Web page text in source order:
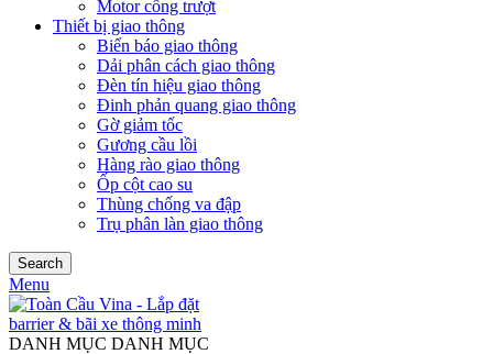
Motor cổng trượt
Thiết bị giao thông
Biển báo giao thông
Dải phân cách giao thông
Đèn tín hiệu giao thông
Đinh phản quang giao thông
Gờ giảm tốc
Gương cầu lồi
Hàng rào giao thông
Ốp cột cao su
Thùng chống va đập
Trụ phân làn giao thông
Search
Menu
DANH MỤC DANH MỤC